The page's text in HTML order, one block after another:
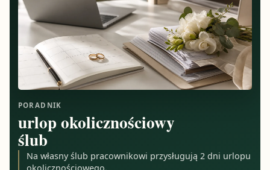
PORADNIK
urlop okolicznościowy
ślub
Na własny ślub pracownikowi przysługują 2 dni urlopu